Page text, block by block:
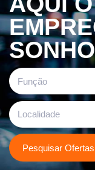
SONHO
Localidade
Pesquisar Ofertas